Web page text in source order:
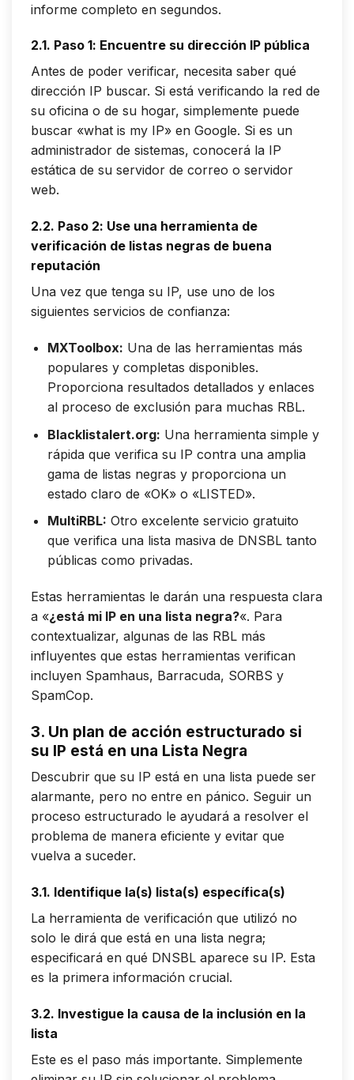
informe completo en segundos.
2.1. Paso 1: Encuentre su dirección IP pública
Antes de poder verificar, necesita saber qué
dirección IP buscar. Si está verificando la red de
su oficina o de su hogar, simplemente puede
buscar «what is my IP» en Google. Si es un
administrador de sistemas, conocerá la IP
estática de su servidor de correo o servidor
web.
2.2. Paso 2: Use una herramienta de
verificación de listas negras de buena
reputación
Una vez que tenga su IP, use uno de los
siguientes servicios de confianza:
MXToolbox: Una de las herramientas más
populares y completas disponibles.
Proporciona resultados detallados y enlaces
al proceso de exclusión para muchas RBL.
Blacklistalert.org: Una herramienta simple y
rápida que verifica su IP contra una amplia
gama de listas negras y proporciona un
estado claro de «OK» o «LISTED».
MultiRBL: Otro excelente servicio gratuito
que verifica una lista masiva de DNSBL tanto
públicas como privadas.
Estas herramientas le darán una respuesta clara
a «¿está mi IP en una lista negra?«. Para
contextualizar, algunas de las RBL más
influyentes que estas herramientas verifican
incluyen Spamhaus, Barracuda, SORBS y
SpamCop.
3. Un plan de acción estructurado si
su IP está en una Lista Negra
Descubrir que su IP está en una lista puede ser
alarmante, pero no entre en pánico. Seguir un
proceso estructurado le ayudará a resolver el
problema de manera eficiente y evitar que
vuelva a suceder.
3.1. Identifique la(s) lista(s) específica(s)
La herramienta de verificación que utilizó no
solo le dirá que está en una lista negra;
especificará en qué DNSBL aparece su IP. Esta
es la primera información crucial.
3.2. Investigue la causa de la inclusión en la
lista
Este es el paso más importante. Simplemente